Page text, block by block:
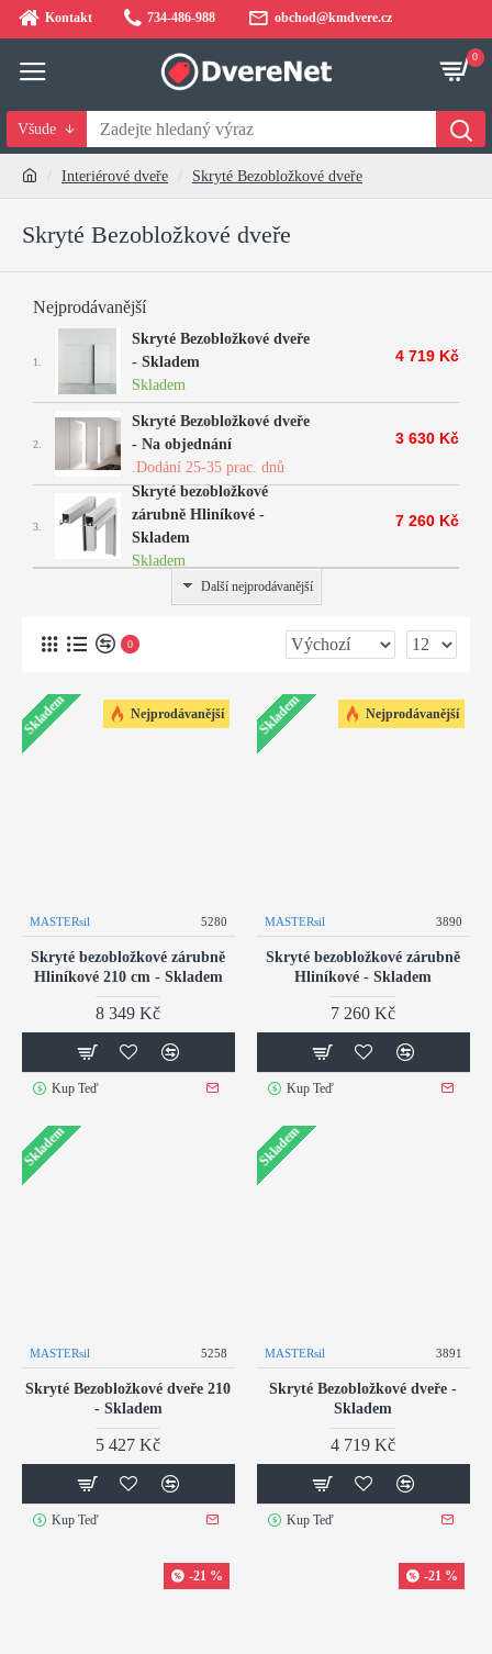
Kontakt 734-486-988 obchod@kmdvere.cz
0
Všude
Interiérové dveře Skryté Bezobložkové dveře
Skryté Bezobložkové dveře
Nejprodávanější
1.
Skryté Bezobložkové dveře
- Skladem
Skladem
4 719 Kč
2.
Skryté Bezobložkové dveře
- Na objednání
.Dodání 25-35 prac. dnů
3 630 Kč
3.
Skryté bezobložkové
zárubně Hliníkové -
Skladem
Skladem
7 260 Kč
Další nejprodávanější
0
Nejprodávanější
Skladem
MASTERsil 5280
Skryté bezobložkové zárubně
Hliníkové 210 cm - Skladem
8 349 Kč
Kup Teď
Nejprodávanější
Skladem
MASTERsil 3890
Skryté bezobložkové zárubně
Hliníkové - Skladem
7 260 Kč
Kup Teď
Skladem
MASTERsil 5258
Skryté Bezobložkové dveře 210
- Skladem
5 427 Kč
Kup Teď
Skladem
MASTERsil 3891
Skryté Bezobložkové dveře -
Skladem
4 719 Kč
Kup Teď
-21 % -21 %